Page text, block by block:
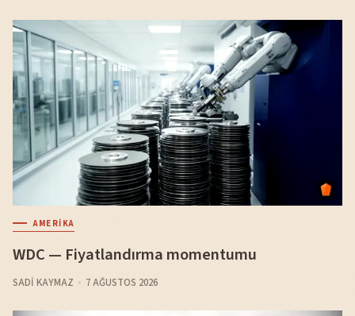
AMERIKA
WDC — Fiyatlandırma momentumu
SADI KAYMAZ 7 AĞUSTOS 2026